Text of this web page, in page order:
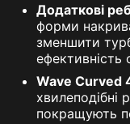
Додаткові
форми
зменшити
Wave Curved
хвилеподібні
покращують